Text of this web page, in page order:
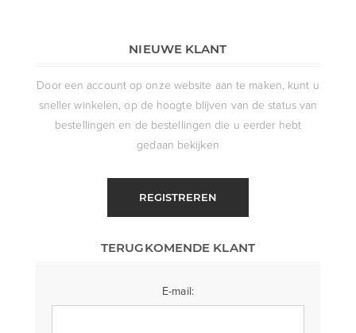
NIEUWE KLANT
Door een account op onze website aan te maken, kunt u
sneller winkelen, op de hoogte blijven van de status van
bestellingen en de bestellingen die u eerder hebt
gedaan bekijken
REGISTREREN
TERUGKOMENDE KLANT
E-mail: